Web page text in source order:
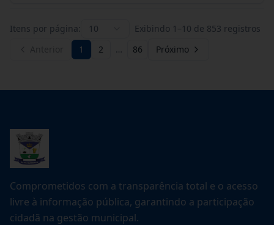
Itens por página: 10 Exibindo 1 –10 de 853 registros
1 2 … 86 Próximo
Comprometidos com a transparência total e o acesso
livre à informação pública, garantindo a participação
cidadã na gestão municipal.